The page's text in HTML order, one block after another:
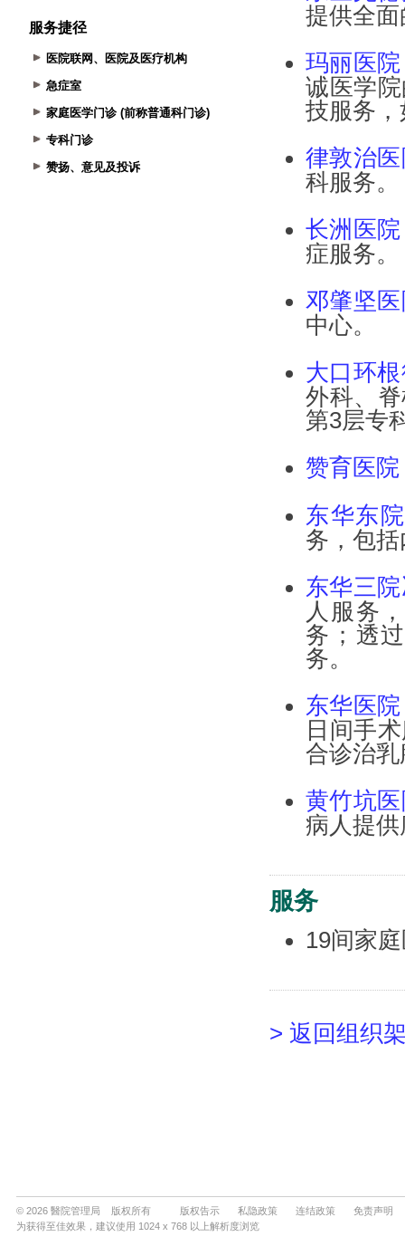
服务捷径
医院联网、医院及医疗机构
急症室
家庭医学门诊 (前称普通科门诊)
专科门诊
赞扬、意见及投诉
© 2026 醫院管理局 版权所有 版权告示 私隐政策 连结政策
免责声明
为获得至佳效果，建议使用 1024 x 768 以上解析度浏览